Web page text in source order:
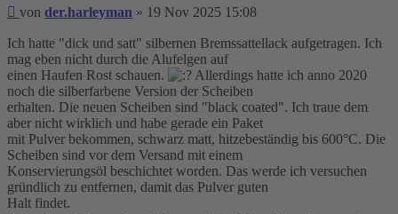
Beitrag
von der.harleyman » 19 Nov 2025 15:08
Ich hatte "dick und satt" silbernen Bremssattellack aufgetragen. Ich
mag eben nicht durch die Alufelgen auf
einen Haufen Rost schauen.
Allerdings hatte ich anno 2020
noch die silberfarbene Version der Scheiben
erhalten. Die neuen Scheiben sind "black coated". Ich traue dem
aber nicht wirklich und habe gerade ein Paket
mit Pulver bekommen, schwarz matt, hitzebeständig bis 600°C. Die
Scheiben sind vor dem Versand mit einem
Konservierungsöl beschichtet worden. Das werde ich versuchen
gründlich zu entfernen, damit das Pulver guten
Halt findet.